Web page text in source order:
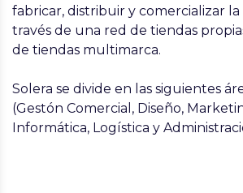
fabricar, distribuir y comercializar la
través de una red de tiendas
de tiendas multimarca.
Solera se divide en las siguientes
(Gestón Comercial, Diseño,
Informática, Logística y